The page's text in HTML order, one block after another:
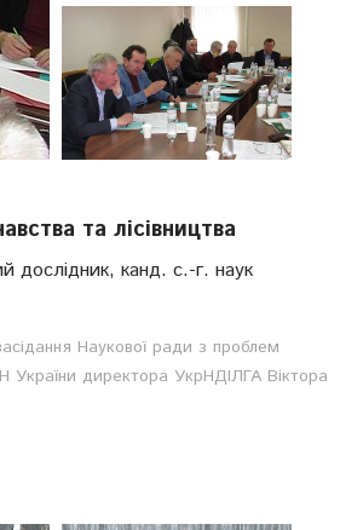
та лісівництва
канд. с.-г. наук
Наукової ради з проблем
України директора УкрНДІЛГА Віктора